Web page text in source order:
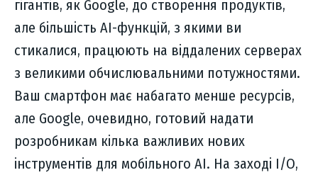
гігантів, як Google, до створення продуктів,
але більшість AI-функцій, з якими ви
стикалися, працюють на віддалених серверах
з великими обчислювальними потужностями.
Ваш смартфон має набагато менше ресурсів,
але Google, очевидно, готовий надати
розробникам кілька важливих нових
інструментів для мобільного AI. На заході I/O,